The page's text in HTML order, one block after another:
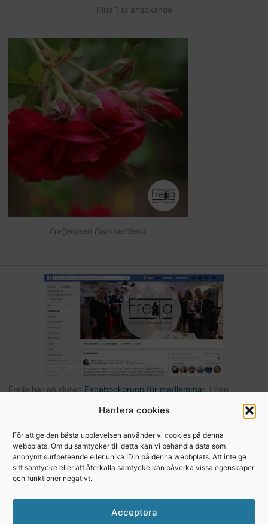
Hantera cookies
För att ge den bästa upplevelsen använder vi cookies på denna
webbplats. Om du samtycker till detta kan vi behandla data som
anonymt surfbeteende eller unika ID:n på denna webbplats. Att inte ge
sitt samtycke eller att återkalla samtycke kan påverka vissa egenskaper
och funktioner negativt.
Acceptera
Plus 1 st ansökande
Freijarosen Flammentanz
Freija har en sluten Facebookgrupp för medlemmar. I den
gruppen kan du som är medlem kommunicera med andra Freijor,
ställa frågor, tipsa varandra etc… Här hittar du också bilder och
filer från Freijaträffar. Om du är Freija och finns på Facebook –
begär att få bli medlem.
Copyright © 2026, Freija - Roslagens